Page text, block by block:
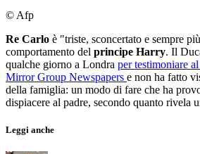
© Afp
Re Carlo è "triste, sconcertato e sempre
comportamento del principe Harry. Il
qualche giorno a Londra per testimoniare
Mirror Group Newspapers e non ha fatto
della famiglia: un modo di fare che ha
dispiacere al padre, secondo quanto rivela
Leggi anche